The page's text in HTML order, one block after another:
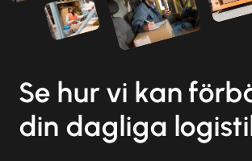
Se hur vi kan
din dagliga